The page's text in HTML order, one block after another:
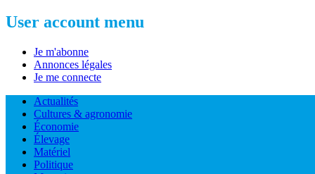
User account menu
Je m'abonne
Annonces légales
Je me connecte
Actualités
Cultures & agronomie
Économie
Élevage
Matériel
Politique